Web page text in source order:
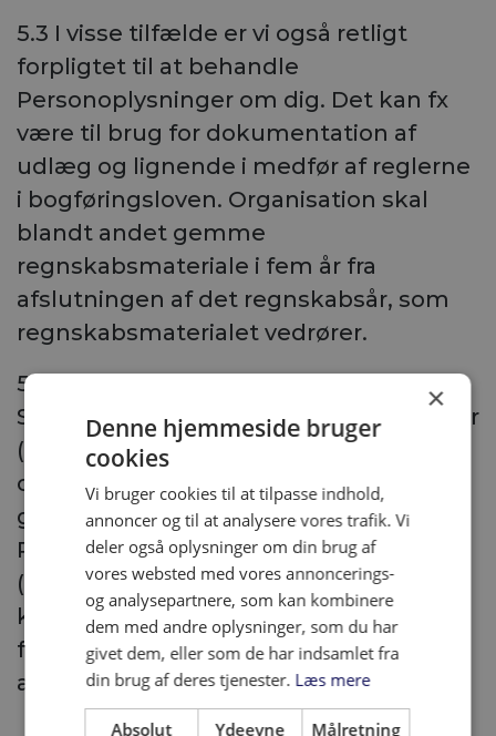
5.3 I visse tilfælde er vi også retligt
forpligtet til at behandle
Personoplysninger om dig. Det kan fx
være til brug for dokumentation af
udlæg og lignende i medfør af reglerne
i bogføringsloven. Organisation skal
blandt andet gemme
regnskabsmateriale i fem år fra
afslutningen af det regnskabsår, som
regnskabsmaterialet vedrører.
5.4 Vores Behandling af eventuelle
Særlige Kategorier af Personoplysninger
(følsomme oplysninger), såsom fx
oplysninger om dit helbred, sker på
grundlag af dit samtykke, jf.
Persondataforordningens art. 9, stk. 2,
(a) eller med henblik på, at et retskrav
kan fastlægges, gøres gældende eller
forsvares, jf. Persondataforordningens
art. 9, stk. 2, (f).
×
Denne hjemmeside bruger
cookies
Vi bruger cookies til at tilpasse indhold,
annoncer og til at analysere vores trafik. Vi
deler også oplysninger om din brug af
vores websted med vores annoncerings-
og analysepartnere, som kan kombinere
dem med andre oplysninger, som du har
givet dem, eller som de har indsamlet fra
din brug af deres tjenester. Læs mere
Absolut Ydeevne Målretning